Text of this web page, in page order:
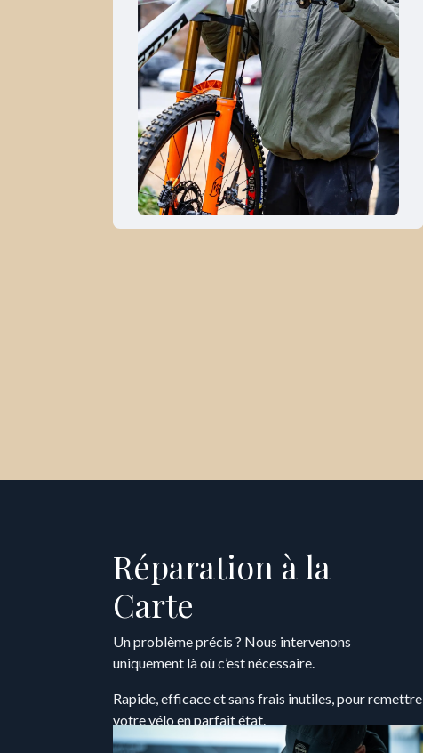
Réparation à la
Carte
Un problème précis ? Nous intervenons
uniquement là où c’est nécessaire.
Rapide, efficace et sans frais inutiles, pour remettre
votre vélo en parfait état.